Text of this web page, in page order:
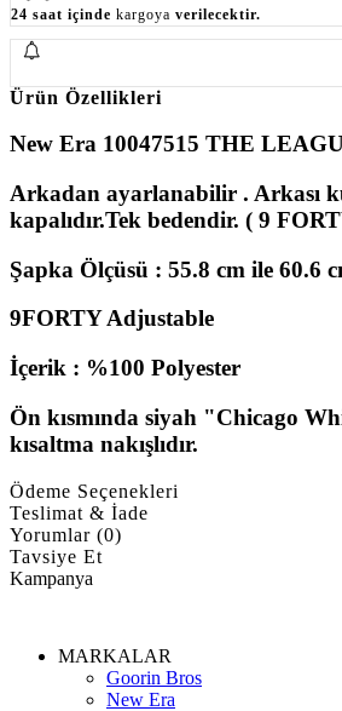
24 saat içinde kargoya verilecektir.
Ürün Özellikleri
New Era 10047515 THE
Arkadan ayarlanabilir . Arkası
kapalıdır.Tek bedendir. ( 9
Şapka Ölçüsü : 55.8 cm ile 60.6
9FORTY Adjustable
İçerik : %100 Polyester
Ön kısmında siyah "Chicago
kısaltma nakışlıdır.
Ödeme Seçenekleri
Teslimat & İade
Yorumlar (0)
Tavsiye Et
Kampanya
MARKALAR
Goorin Bros
New Era